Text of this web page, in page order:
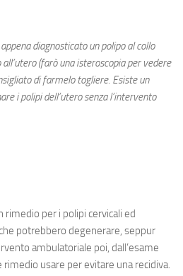
diagnosticato un polipo al collo
(farò una isteroscopia per vedere
di farmelo togliere. Esiste un
i polipi dell’utero senza l’intervento
rimedio per i polipi cervicali ed
potrebbero degenerare, seppur
ambulatoriale poi, dall’esame
usare per evitare una recidiva.